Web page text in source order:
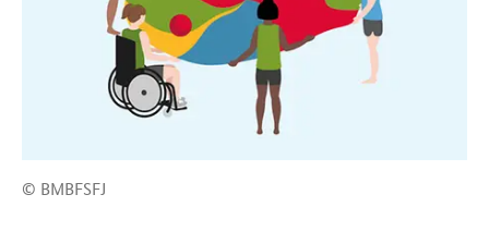
© BMBFSFJ